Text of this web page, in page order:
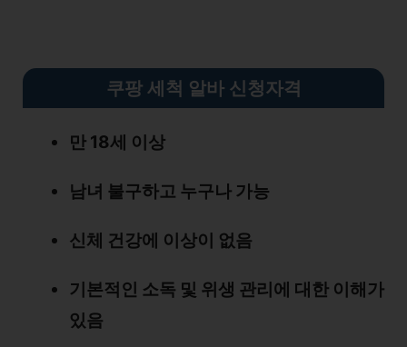
쿠팡 세척 알바 신청자격
만 18세 이상
남녀 불구하고 누구나 가능
신체 건강에 이상이 없음
기본적인 소독 및 위생 관리에 대한 이해가
있음